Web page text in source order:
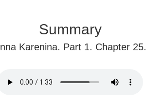
Summary
Karenina. Part 1. Chapter 25.